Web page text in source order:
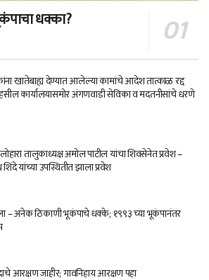
धक्का?
खातेबाह्य देण्यात आलेल्या कामांचे आदेश तात्काळ रद्द
कार्यालयासमोर अंगणवाडी सेविका व मदतनीसांचे धरणे
तालुकाध्यक्ष अमोल पाटील यांचा शिवसेनेत प्रवेश –
यांच्या उपस्थितीत झाला प्रवेश
– अनेक ठिकाणी भूकंपाचे धक्के; १९९३ च्या भूकंपानंतर
आरक्षण जाहीर; गावनिहाय आरक्षण पहा